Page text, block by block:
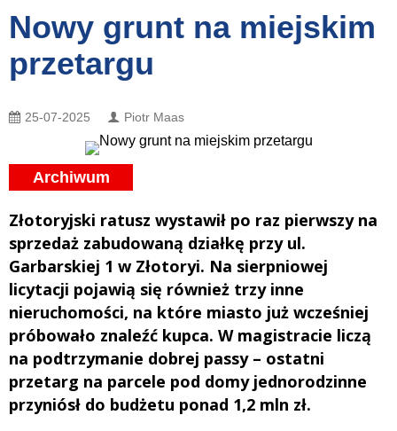
Nowy grunt na miejskim
przetargu
25-07-2025 Piotr Maas
Archiwum
Złotoryjski ratusz wystawił po raz pierwszy na
sprzedaż zabudowaną działkę przy ul.
Garbarskiej 1 w Złotoryi. Na sierpniowej
licytacji pojawią się również trzy inne
nieruchomości, na które miasto już wcześniej
próbowało znaleźć kupca. W magistracie liczą
na podtrzymanie dobrej passy – ostatni
przetarg na parcele pod domy jednorodzinne
przyniósł do budżetu ponad 1,2 mln zł.